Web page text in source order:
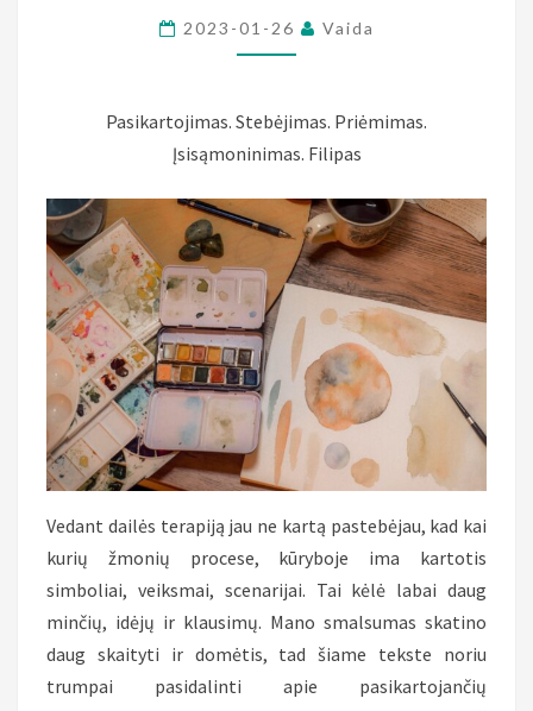
2023-01-26 Vaida
Pasikartojimas. Stebėjimas. Priėmimas.
Įsisąmoninimas. Filipas
Vedant dailės terapiją jau ne kartą pastebėjau, kad kai
kurių žmonių procese, kūryboje ima kartotis
simboliai, veiksmai, scenarijai. Tai kėlė labai daug
minčių, idėjų ir klausimų. Mano smalsumas skatino
daug skaityti ir domėtis, tad šiame tekste noriu
trumpai pasidalinti apie pasikartojančių